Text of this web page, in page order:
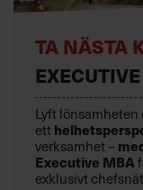
TA NÄSTA
Lyft
ett
verksamhet –
Executive MBA
exklusivt